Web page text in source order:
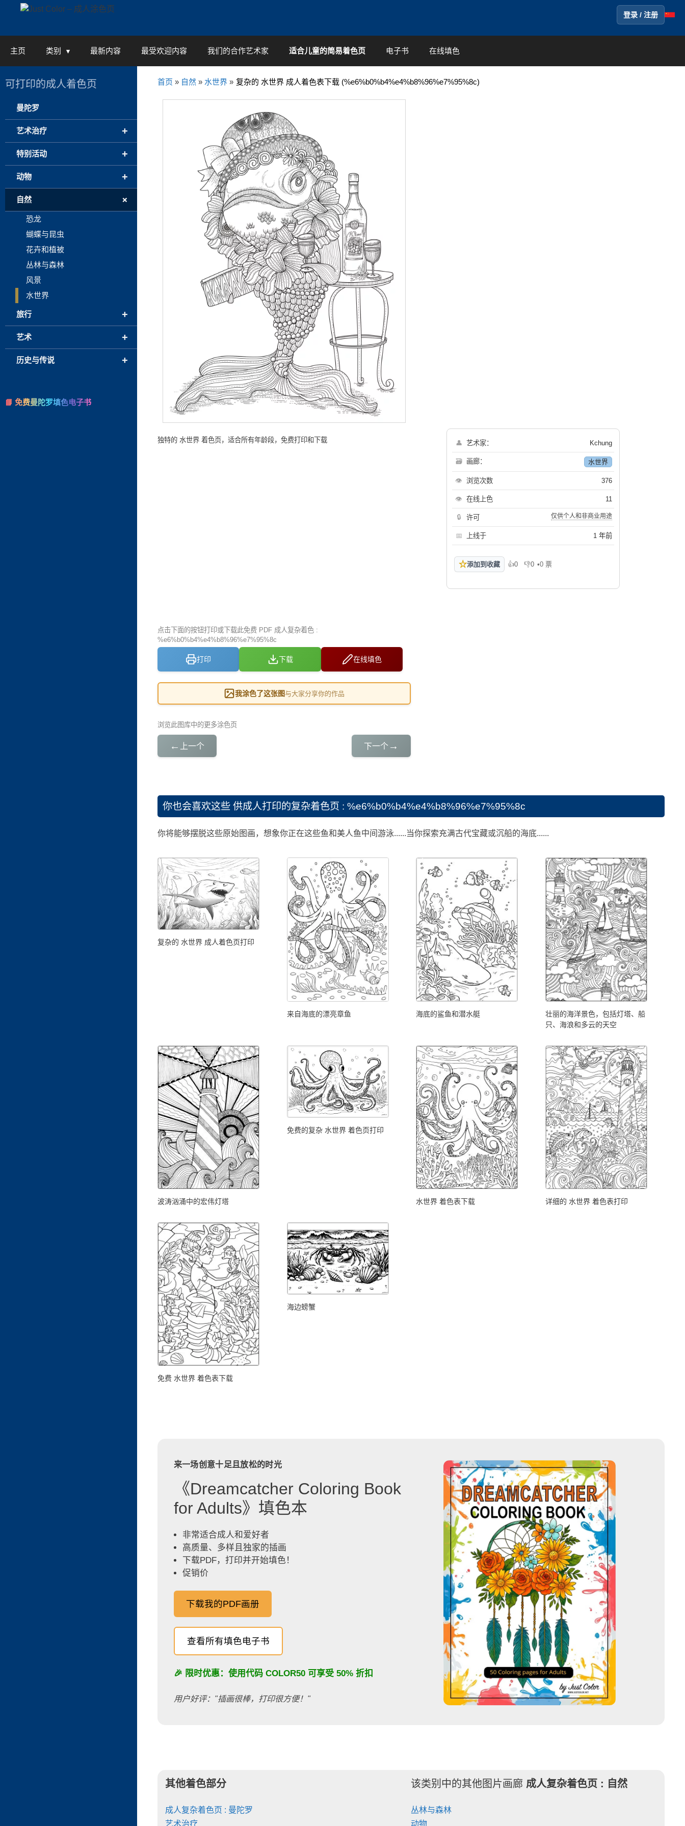
登录 / 注册
主页 类别 最新内容 最受欢迎内容 我们的合作艺术家 适合儿童的简易着色页 电子书 在线填色
首页 » 自然» 水世界» 复杂的 水世界 成人着色表下载 (%e6%b0%b4%e4%b8%96%e7%95%8c)
独特的 水世界 着色页，适合所有年龄段，免费打印和下载
点击下面的按钮打印或下载此免费 PDF 成人复杂着色 :
%e6%b0%b4%e4%b8%96%e7%95%8c
打印 下载 在线填色
我涂色了这张图与大家分享你的作品
浏览此图库中的更多涂色页
← 上一个 下一个 →
👤 艺术家： Kchung
🗃 画廊： 水世界
👁 浏览次数 376
👁 在线上色 11
🔒 许可 仅供个人和非商业用途
📅 上线于 1 年前
☆添加到收藏 👍0
喜欢 👎0
不喜欢
•0 票
你也会喜欢这些 供成人打印的复杂着色页 : %e6%b0%b4%e4%b8%96%e7%95%8c
你将能够摆脱这些原始图画，想象你正在这些鱼和美人鱼中间游泳......当你探索充满古代宝藏或沉船的海底......
复杂的 水世界 成人着色页打印
来自海底的漂亮章鱼 海底的鲨鱼和潜水艇
壮丽的海洋景色，包括灯塔、船
只、海浪和多云的天空
波涛汹涌中的宏伟灯塔
免费的复杂 水世界 着色页打印
水世界 着色表下载 详细的 水世界 着色表打印
免费 水世界 着色表下载
海边螃蟹
来一场创意十足且放松的时光
《Dreamcatcher Coloring Book
for Adults》填色本
非常适合成人和爱好者
高质量、多样且独家的插画
下载PDF，打印并开始填色！
促销价
下载我的PDF画册
查看所有填色电子书
🎉 限时优惠：使用代码 COLOR50可享受 50% 折扣
用户好评："插画很棒，打印很方便！"
其他着色部分
成人复杂着色页 : 曼陀罗
艺术治疗
该类别中的其他图片画廊 成人复杂着色页 : 自然
丛林与森林
动物
可打印的成人着色页
曼陀罗
+
艺术治疗
+
特别活动
+
动物
+
自然
恐龙
蝴蝶与昆虫
花卉和植被
丛林与森林
风景
水世界
+
旅行
+
艺术
+
历史与传说
📘 免费曼陀罗填色电子书